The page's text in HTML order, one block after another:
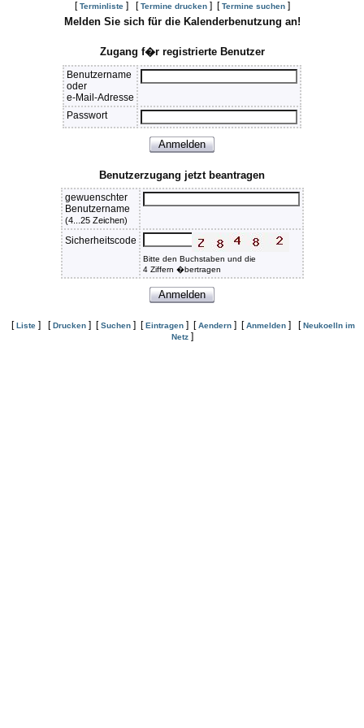
[Terminliste] [Termine drucken] [Termine suchen]
Melden Sie sich für die Kalenderbenutzung an!
Zugang f�r registrierte Benutzer
Benutzername
oder
e-Mail-Adresse
Passwort
Benutzerzugang jetzt beantragen
gewuenschter
Benutzername
(4...25 Zeichen)
Sicherheitscode
Bitte den Buchstaben und die
4 Ziffern �bertragen
[Liste ] [Drucken ] [Suchen ] [Eintragen ] [Aendern ] [Anmelden ] [Neukoelln im
Netz]